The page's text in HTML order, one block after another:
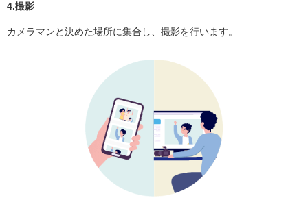
4.撮影
カメラマンと決めた場所に集合し、撮影を行います。